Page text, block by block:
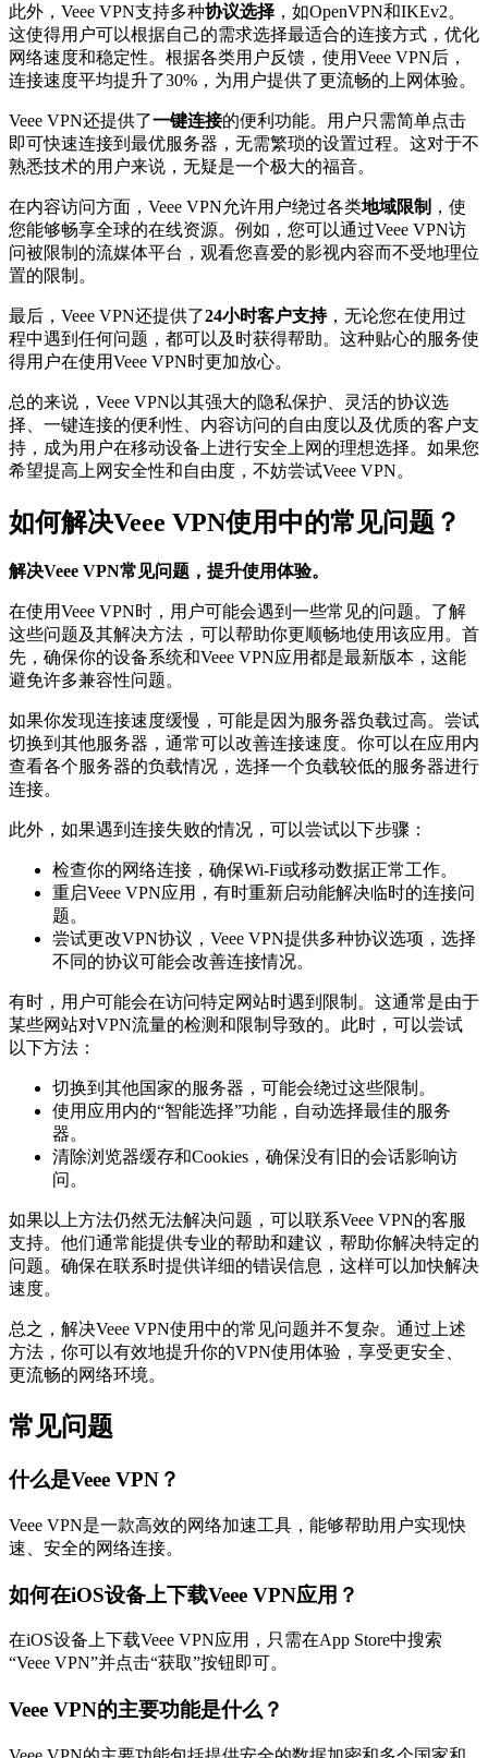
此外，Veee VPN支持多种协议选择 ，如OpenVPN和IKEv2。
这使得用户可以根据自己的需求选择最适合的连接方式，优化
网络速度和稳定性。根据各类用户反馈，使用Veee VPN后，
连接速度平均提升了30%，为用户提供了更流畅的上网体验。
Veee VPN还提供了一键连接的便利功能。用户只需简单点击
即可快速连接到最优服务器，无需繁琐的设置过程。这对于不
熟悉技术的用户来说，无疑是一个极大的福音。
在内容访问方面，Veee VPN允许用户绕过各类地域限制 ，使
您能够畅享全球的在线资源。例如，您可以通过Veee VPN访
问被限制的流媒体平台，观看您喜爱的影视内容而不受地理位
置的限制。
最后，Veee VPN还提供了24小时客户支持，无论您在使用过
程中遇到任何问题，都可以及时获得帮助。这种贴心的服务使
得用户在使用Veee VPN时更加放心。
总的来说，Veee VPN以其强大的隐私保护、灵活的协议选
择、一键连接的便利性、内容访问的自由度以及优质的客户支
持，成为用户在移动设备上进行安全上网的理想选择。如果您
希望提高上网安全性和自由度，不妨尝试Veee VPN。
如何解决Veee VPN使用中的常见问题？
解决Veee VPN常见问题，提升使用体验。
在使用Veee VPN时，用户可能会遇到一些常见的问题。了解
这些问题及其解决方法，可以帮助你更顺畅地使用该应用。首
先，确保你的设备系统和Veee VPN应用都是最新版本，这能
避免许多兼容性问题。
如果你发现连接速度缓慢，可能是因为服务器负载过高。尝试
切换到其他服务器，通常可以改善连接速度。你可以在应用内
查看各个服务器的负载情况，选择一个负载较低的服务器进行
连接。
此外，如果遇到连接失败的情况，可以尝试以下步骤：
检查你的网络连接，确保Wi-Fi或移动数据正常工作。
重启Veee VPN应用，有时重新启动能解决临时的连接问
题。
尝试更改VPN协议，Veee VPN提供多种协议选项，选择
不同的协议可能会改善连接情况。
有时，用户可能会在访问特定网站时遇到限制。这通常是由于
某些网站对VPN流量的检测和限制导致的。此时，可以尝试
以下方法：
切换到其他国家的服务器，可能会绕过这些限制。
使用应用内的“智能选择”功能，自动选择最佳的服务
器。
清除浏览器缓存和Cookies，确保没有旧的会话影响访
问。
如果以上方法仍然无法解决问题，可以联系Veee VPN的客服
支持。他们通常能提供专业的帮助和建议，帮助你解决特定的
问题。确保在联系时提供详细的错误信息，这样可以加快解决
速度。
总之，解决Veee VPN使用中的常见问题并不复杂。通过上述
方法，你可以有效地提升你的VPN使用体验，享受更安全、
更流畅的网络环境。
常见问题
什么是Veee VPN？
Veee VPN是一款高效的网络加速工具，能够帮助用户实现快
速、安全的网络连接。
如何在iOS设备上下载Veee VPN应用？
在iOS设备上下载Veee VPN应用，只需在App Store中搜索
“Veee VPN”并点击“获取”按钮即可。
Veee VPN的主要功能是什么？